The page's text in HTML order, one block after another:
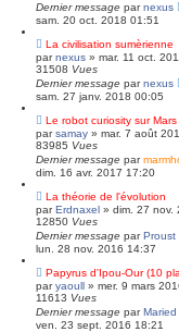
Dernier message parnexus
sam. 20 oct. 2018 01:51
La civilisation sumèrienne
parnexus » mar. 11 oct.
31508 Vues
Dernier message parnexus
sam. 27 janv. 2018 00:05
Le robot curiosity sur Mars
parsamay » mar. 7 août
83985 Vues
Dernier message par
dim. 16 avr. 2017 17:20
La théorie de l'évolution
parErdnaxel » dim. 27 nov.
12850 Vues
Dernier message parProust
lun. 28 nov. 2016 14:37
Papyrus d'Ipou-Our (10
paryaoull » mer. 9 mars
11613 Vues
Dernier message parMaried
ven. 23 sept. 2016 18:21